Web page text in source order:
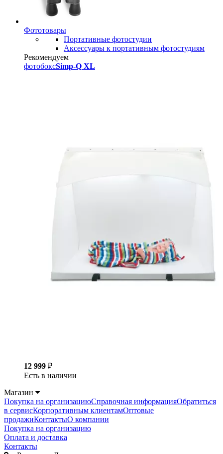
Фототовары
Портативные фотостудии
Аксессуары к портативным фотостудиям
Рекомендуем
фотобоксSimp-Q XL
12 999 ₽
Есть в наличии
Магазин
Покупка на организациюСправочная информацияОбратиться
в сервисКорпоративным клиентамОптовые
продажиКонтактыО компании
Покупка на организацию
Оплата и доставка
Контакты